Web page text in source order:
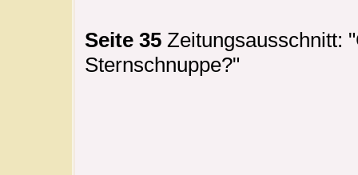
Seite 35 Zeitungsausschnitt:
Sternschnuppe?"